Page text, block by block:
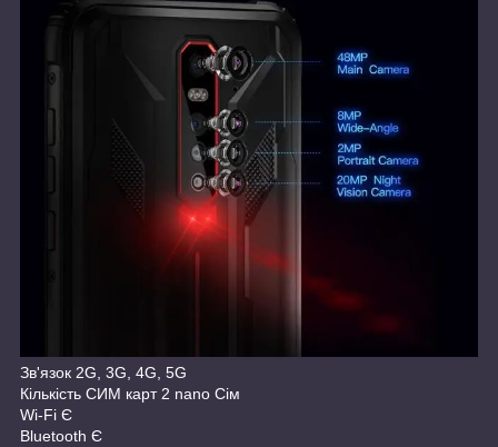
Зв'язок 2G, 3G, 4G, 5G
Кількість СИМ карт 2 nano Сім
Wi-Fi Є
Bluetooth Є